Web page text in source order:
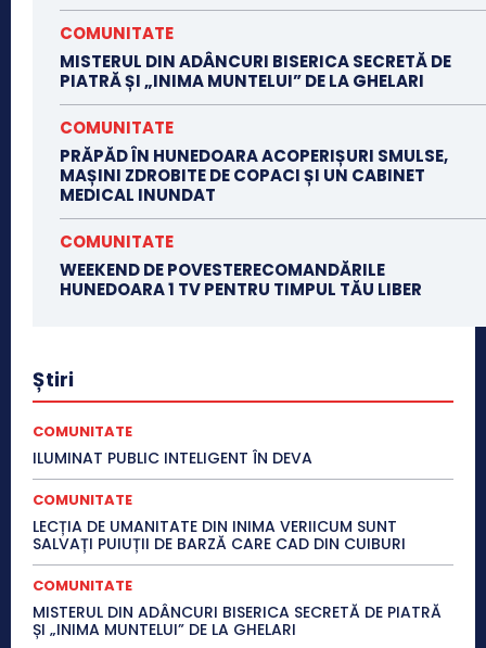
COMUNITATE
MISTERUL DIN ADÂNCURI BISERICA SECRETĂ DE
PIATRĂ ȘI „INIMA MUNTELUI” DE LA GHELARI
COMUNITATE
PRĂPĂD ÎN HUNEDOARA ACOPERIȘURI SMULSE,
MAȘINI ZDROBITE DE COPACI ȘI UN CABINET
MEDICAL INUNDAT
COMUNITATE
WEEKEND DE POVESTERECOMANDĂRILE
HUNEDOARA 1 TV PENTRU TIMPUL TĂU LIBER
Știri
COMUNITATE
ILUMINAT PUBLIC INTELIGENT ÎN DEVA
COMUNITATE
LECȚIA DE UMANITATE DIN INIMA VERIICUM SUNT
SALVAȚI PUIUȚII DE BARZĂ CARE CAD DIN CUIBURI
COMUNITATE
MISTERUL DIN ADÂNCURI BISERICA SECRETĂ DE PIATRĂ
ȘI „INIMA MUNTELUI” DE LA GHELARI